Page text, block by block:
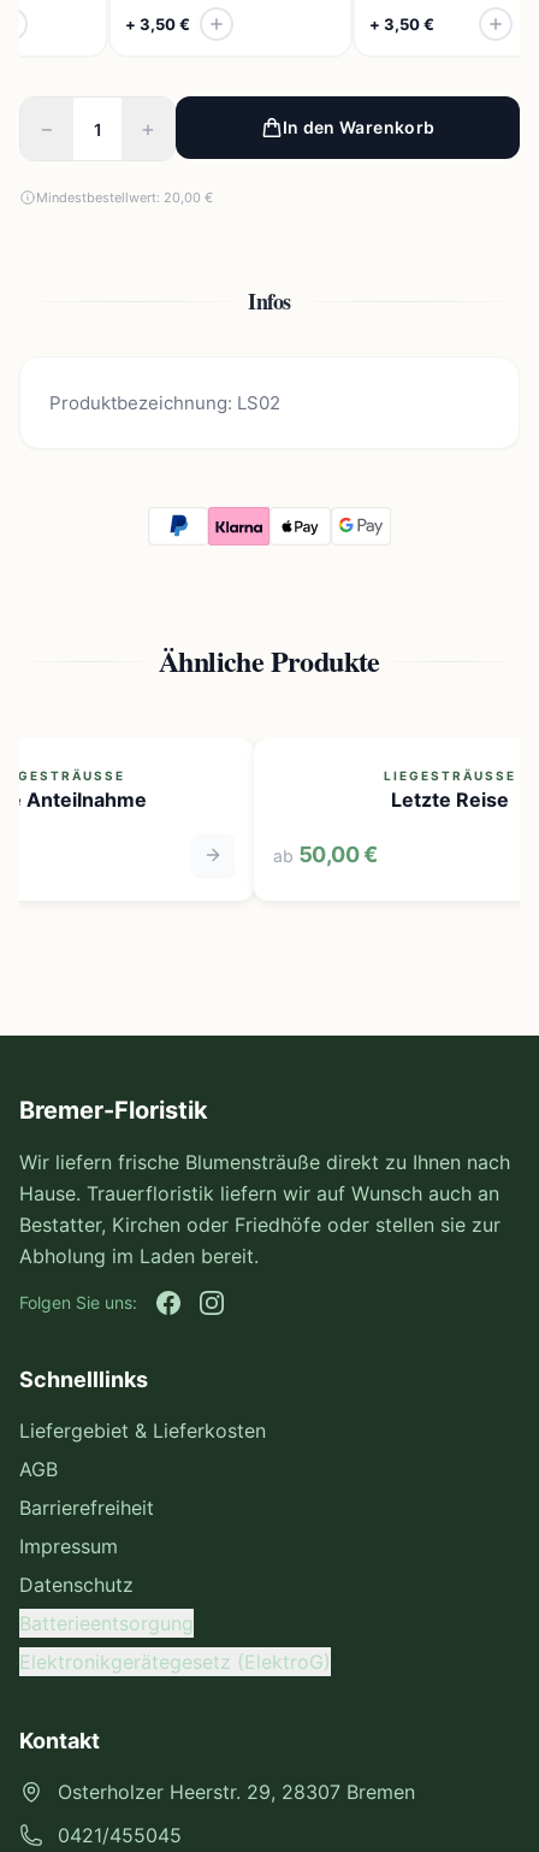
+ 3,50 € + 3,50 €
− + In den Warenkorb
Mindestbestellwert: 20,00 €
Infos
Produktbezeichnung: LS02
Ähnliche Produkte
Anteilnahme
LIEGESTRÄUSSE
Letzte Reise
ab 50,00 €
Bremer-Floristik
Wir liefern frische Blumensträuße direkt zu Ihnen nach
Hause. Trauerfloristik liefern wir auf Wunsch auch an
Bestatter, Kirchen oder Friedhöfe oder stellen sie zur
Abholung im Laden bereit.
Folgen Sie uns:
Schnelllinks
Liefergebiet & Lieferkosten
AGB
Barrierefreiheit
Impressum
Datenschutz
Batterieentsorgung
Elektronikgerätegesetz (ElektroG)
Kontakt
Osterholzer Heerstr. 29, 28307 Bremen
0421/455045